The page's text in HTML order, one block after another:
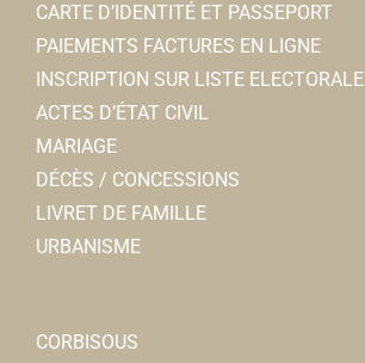
CARTE D’IDENTITÉ ET PASSEPORT
PAIEMENTS FACTURES EN LIGNE
INSCRIPTION SUR LISTE ELECTORALE
ACTES D’ÉTAT CIVIL
MARIAGE
DÉCÈS / CONCESSIONS
LIVRET DE FAMILLE
URBANISME
CORBISOUS